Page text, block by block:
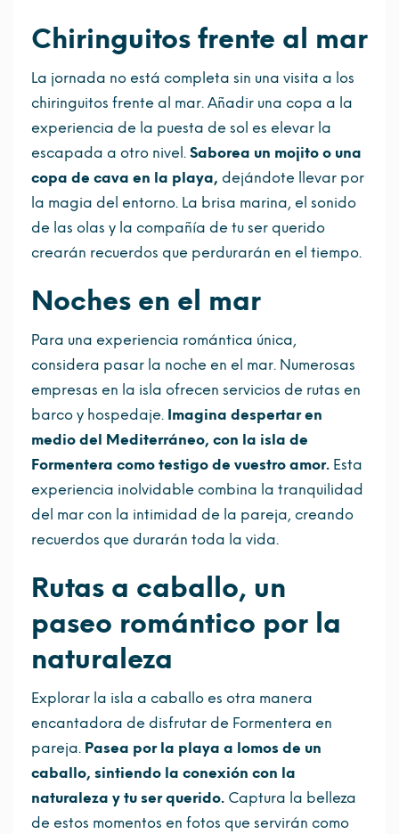
Chiringuitos frente al mar
La jornada no está completa sin una visita a los
chiringuitos frente al mar. Añadir una copa a la
experiencia de la puesta de sol es elevar la
escapada a otro nivel. Saborea un mojito o una
copa de cava en la playa, dejándote llevar por
la magia del entorno. La brisa marina, el sonido
de las olas y la compañía de tu ser querido
crearán recuerdos que perdurarán en el tiempo.
Noches en el mar
Para una experiencia romántica única,
considera pasar la noche en el mar. Numerosas
empresas en la isla ofrecen servicios de rutas en
barco y hospedaje. Imagina despertar en
medio del Mediterráneo, con la isla de
Formentera como testigo de vuestro amor. Esta
experiencia inolvidable combina la tranquilidad
del mar con la intimidad de la pareja, creando
recuerdos que durarán toda la vida.
Rutas a caballo, un
paseo romántico por la
naturaleza
Explorar la isla a caballo es otra manera
encantadora de disfrutar de Formentera en
pareja. Pasea por la playa a lomos de un
caballo, sintiendo la conexión con la
naturaleza y tu ser querido. Captura la belleza
de estos momentos en fotos que servirán como